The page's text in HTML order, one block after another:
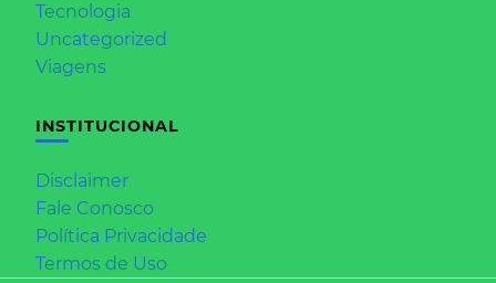
Tecnologia
Uncategorized
Viagens
INSTITUCIONAL
Disclaimer
Fale Conosco
Política Privacidade
Termos de Uso